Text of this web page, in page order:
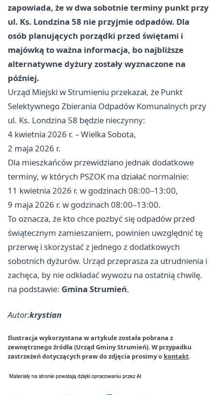
zapowiada, że w dwa sobotnie terminy punkt przy
ul. Ks. Londzina 58 nie przyjmie odpadów. Dla
osób planujących porządki przed świętami i
majówką to ważna informacja, bo najbliższe
alternatywne dyżury zostały wyznaczone na
później.
Urząd Miejski w Strumieniu przekazał, że Punkt
Selektywnego Zbierania Odpadów Komunalnych przy
ul. Ks. Londzina 58 będzie nieczynny:
4 kwietnia 2026 r. – Wielka Sobota,
2 maja 2026 r.
Dla mieszkańców przewidziano jednak dodatkowe
terminy, w których PSZOK ma działać normalnie:
11 kwietnia 2026 r. w godzinach 08:00–13:00,
9 maja 2026 r. w godzinach 08:00–13:00.
To oznacza, że kto chce pozbyć się odpadów przed
świątecznym zamieszaniem, powinien uwzględnić tę
przerwę i skorzystać z jednego z dodatkowych
sobotnich dyżurów. Urząd przeprasza za utrudnienia i
zachęca, by nie odkładać wywozu na ostatnią chwilę.
na podstawie: Gmina Strumień.
Autor:krystian
Ilustracja wykorzystana w artykule została pobrana z
zewnętrznego źródła (Urząd Gminy Strumień). W przypadku
zastrzeżeń dotyczących praw do zdjęcia prosimy o kontakt.